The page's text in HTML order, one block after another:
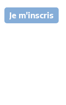
Je m'inscris